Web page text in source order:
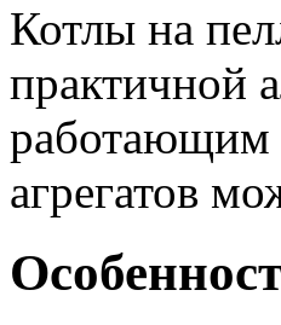
Котлы на
практичной
работающим
агрегатов